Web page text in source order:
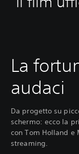
La
audaci
Da progetto su
schermo: ecco la
con Tom Holland e
streaming.